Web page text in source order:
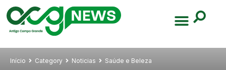
Início Category Noticias Saúde e Beleza